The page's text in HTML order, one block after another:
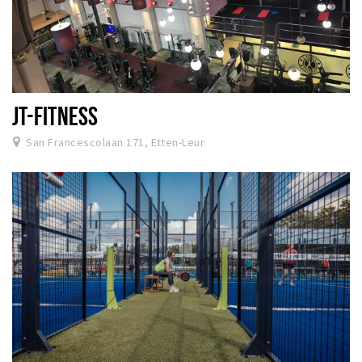
JT-FITNESS
San Francescolaan 171, Etten-Leur